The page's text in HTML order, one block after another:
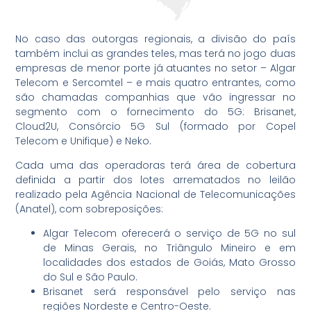
No caso das outorgas regionais, a divisão do país
também inclui as grandes teles, mas terá no jogo duas
empresas de menor porte já atuantes no setor – Algar
Telecom e Sercomtel – e mais quatro entrantes, como
são chamadas companhias que vão ingressar no
segmento com o fornecimento do 5G: Brisanet,
Cloud2U, Consórcio 5G Sul (formado por Copel
Telecom e Unifique) e Neko.
Cada uma das operadoras terá área de cobertura
definida a partir dos lotes arrematados no leilão
realizado pela Agência Nacional de Telecomunicações
(Anatel), com sobreposições:
Algar Telecom oferecerá o serviço de 5G no sul
de Minas Gerais, no Triângulo Mineiro e em
localidades dos estados de Goiás, Mato Grosso
do Sul e São Paulo.
Brisanet será responsável pelo serviço nas
regiões Nordeste e Centro-Oeste.